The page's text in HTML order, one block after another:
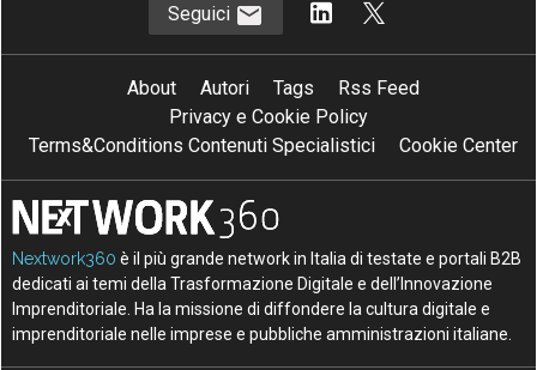
Seguici
About Autori Tags
Rss Feed
Privacy e Cookie Policy
Terms&Conditions Contenuti Specialistici
Cookie Center
Nextwork360 è il più grande network in Italia di testate e portali B2B
dedicati ai temi della Trasformazione Digitale e dell’Innovazione
Imprenditoriale. Ha la missione di diffondere la cultura digitale e
imprenditoriale nelle imprese e pubbliche amministrazioni italiane.